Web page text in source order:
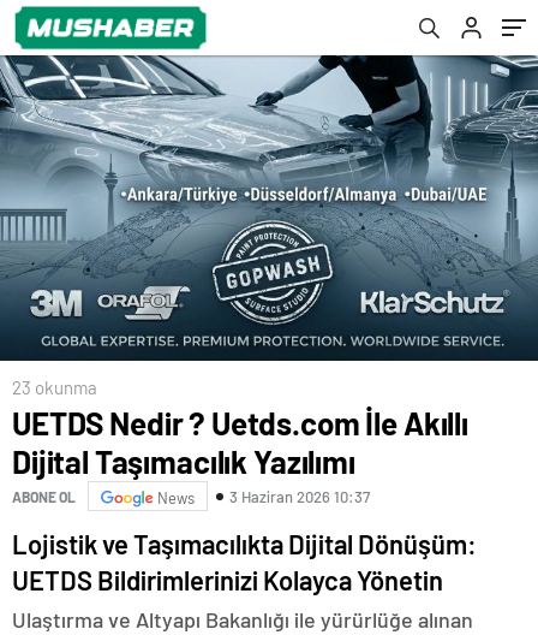
23 okunma
UETDS Nedir ? Uetds.com İle Akıllı
Dijital Taşımacılık Yazılımı
ABONE OL News 3 Haziran 2026 10:37
Lojistik ve Taşımacılıkta Dijital Dönüşüm:
UETDS Bildirimlerinizi Kolayca Yönetin
Ulaştırma ve Altyapı Bakanlığı ile yürürlüğe alınan
Farkı